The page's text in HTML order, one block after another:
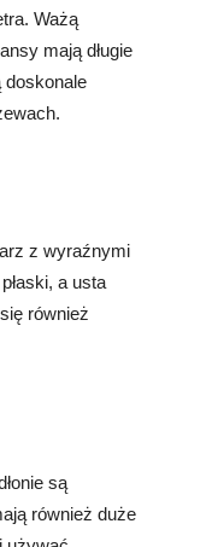
Ważą
mają długie
doskonale
z wyraźnymi
a usta
również
są
również duże